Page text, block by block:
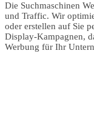
Die Suchmaschinen
und Traffic. Wir
oder erstellen auf Sie
Display-Kampagnen,
Werbung für Ihr